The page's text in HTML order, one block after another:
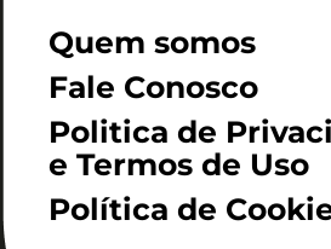
Quem somos
Fale Conosco
Politica de
e Termos de Uso
Política de